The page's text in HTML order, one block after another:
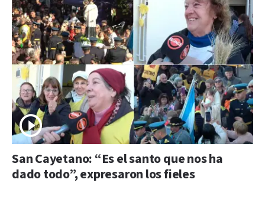
San Cayetano: “Es el santo que nos ha
dado todo”, expresaron los fieles